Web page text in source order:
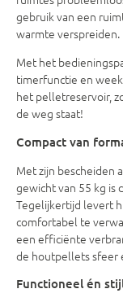
gebruik van een
warmte verspreiden.
Met het
timerfunctie en
het pelletreservoir,
de weg staat!
Compact van
Met zijn bescheiden
gewicht van 55 kg is
Tegelijkertijd levert
comfortabel te
een efficiënte
de houtpellets sfeer
Functioneel én